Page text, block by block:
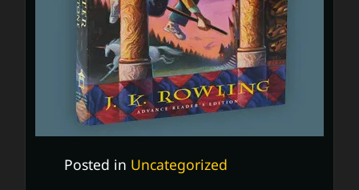
Posted in Uncategorized